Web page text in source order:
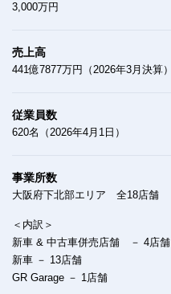
3,000万円
売上高
441億7877万円（2026年3月決算）
従業員数
620名（2026年4月1日）
事業所数
大阪府下北部エリア 全18店舗
＜内訳＞
新車 & 中古車併売店舗 － 4店舗
新車 － 13店舗
GR Garage － 1店舗